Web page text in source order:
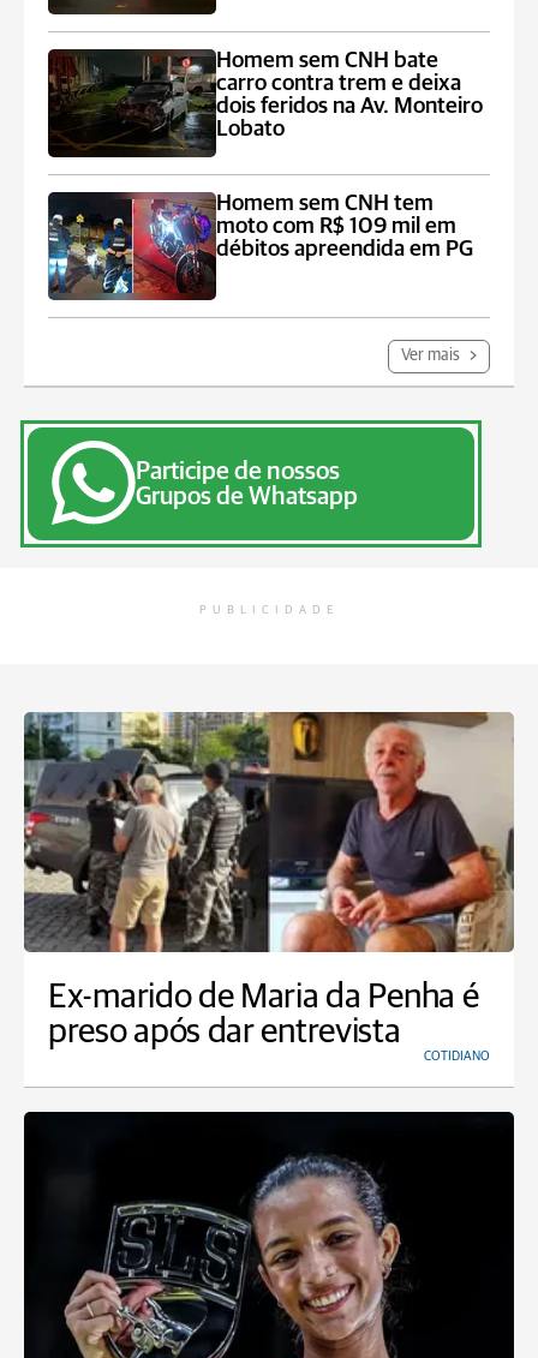
Homem sem CNH bate
carro contra trem e deixa
dois feridos na Av. Monteiro
Lobato
Homem sem CNH tem
moto com R$ 109 mil em
débitos apreendida em PG
Ver mais
Participe de nossos
Grupos de Whatsapp
PUBLICIDADE
Ex-marido de Maria da Penha é
preso após dar entrevista
COTIDIANO